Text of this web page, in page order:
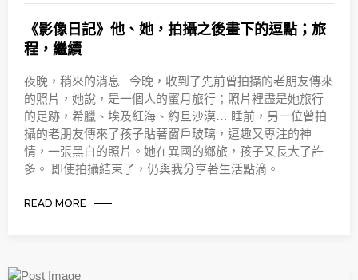
《影像日記》他、她，拍攝之後畫下的逗點；旅
程，繼續
夜晚，稍來的消息 今晚，收到了先前曾拍攝的老朋友傳來
的照片，她說，是一個人的蜜月旅行；照片裡盡是她旅行
的足跡，希臘、埃及紅海、約旦沙漠… 睡前，另一位曾拍
攝的老朋友傳來了孩子貼著窗戶玻璃，逗趣又專注的神
情，一張黑白的照片。她在異國的鄉旅，孩子又長大了許
多。 即使拍攝結束了，仍與我分享著生活點滴。
READ MORE